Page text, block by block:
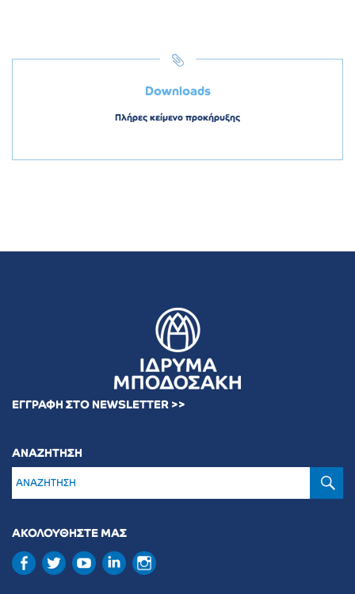
Downloads
Πλήρες κείμενο προκήρυξης
ΕΓΓΡΑΦΗ ΣΤΟ NEWSLETTER >>
ΑΝΑΖΗΤΗΣΗ
ΑΚΟΛΟΥΘΗΣΤΕ ΜΑΣ